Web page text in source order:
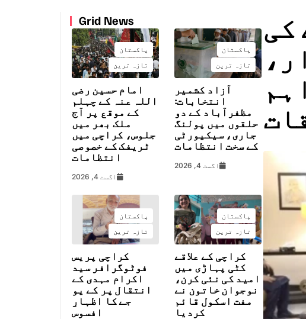
کی
Grid News
پاکستان
تازہ ترین
آزاد کشمیر
انتخابات:
مظفرآباد کے دو
حلقوں میں پولنگ
جاری، سیکیورٹی
کے سخت انتظامات
اگست 4, 2026
پاکستان
تازہ ترین
امام حسین رضی
اللہ عنہ کے چہلم
کے موقع پر آج
ملک بھر میں
جلوس، کراچی میں
ٹریفک کے خصوصی
انتظامات
اگست 4, 2026
پاکستان
تازہ ترین
کراچی کے علاقے
کٹی پہاڑی میں
امید کی نئی کرن،
نوجوان خاتون نے
مفت اسکول قائم
کردیا
پاکستان
تازہ ترین
کراچی پریس
فوٹوگرافر سید
اکرام مہدی کے
انتقال پر کے یو
جے کا اظہارِ
افسوس